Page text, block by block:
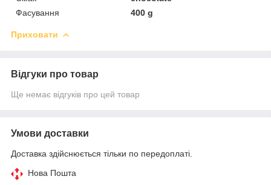
Фасування
400 g
Приховати
Відгуки про товар
Ще немає відгуків про цей товар
Умови доставки
Доставка здійснюється тільки по передоплаті.
Нова Пошта